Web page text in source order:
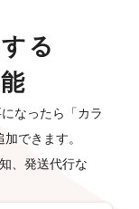
る
なったら「カラ
できます。
、発送代行な